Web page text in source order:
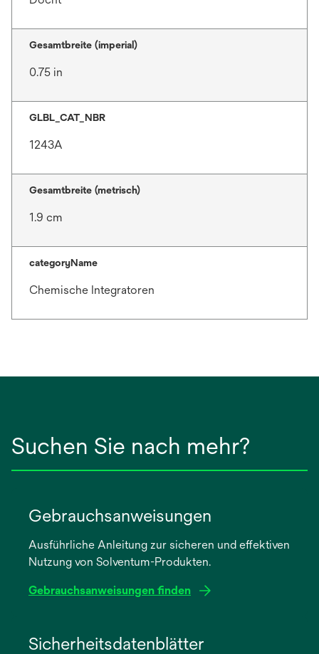
Gesamtbreite (imperial)
0.75 in
GLBL_CAT_NBR
1243A
Gesamtbreite (metrisch)
1.9 cm
categoryName
Chemische Integratoren
Suchen Sie nach mehr?
Gebrauchsanweisungen
Ausführliche Anleitung zur sicheren und effektiven
Nutzung von Solventum-Produkten.
Gebrauchsanweisungen finden
Sicherheitsdatenblätter